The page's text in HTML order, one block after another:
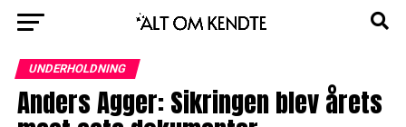
UNDERHOLDNING
Anders Agger: Sikringen blev årets